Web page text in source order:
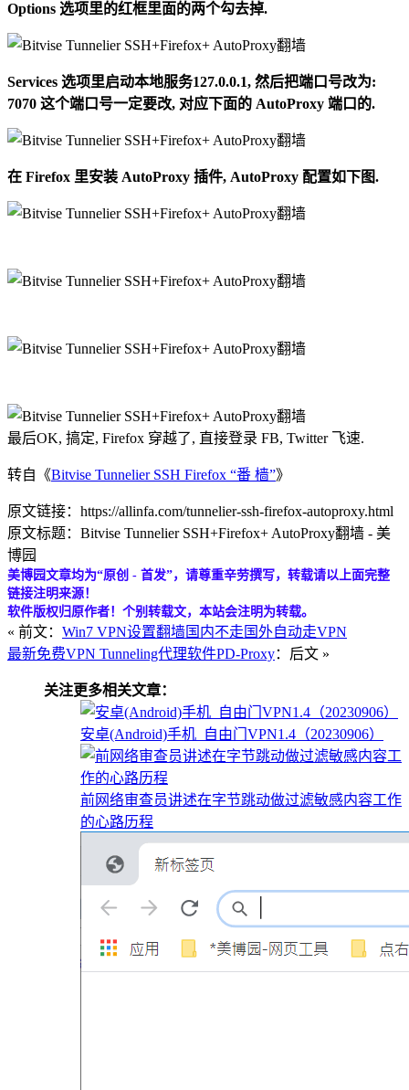
Options 选项里的红框里面的两个勾去掉.
Services 选项里启动本地服务127.0.0.1, 然后把端口号改为:
7070 这个端口号一定要改, 对应下面的 AutoProxy 端口的.
在 Firefox 里安装 AutoProxy 插件, AutoProxy 配置如下图.
最后OK, 搞定, Firefox 穿越了, 直接登录 FB, Twitter 飞速.
转自《Bitvise Tunnelier SSH Firefox “番 樯”》
原文链接：https://allinfa.com/tunnelier-ssh-firefox-autoproxy.html
原文标题：Bitvise Tunnelier SSH+Firefox+ AutoProxy翻墙 - 美
博园
美博园文章均为“原创 - 首发”，请尊重辛劳撰写，转载请以上面完整
链接注明来源！
软件版权归原作者！个别转载文，本站会注明为转载。
« 前文： Win7 VPN设置翻墙国内不走国外自动走VPN
最新免费VPN Tunneling代理软件PD-Proxy：后文 »
关注更多相关文章：
安卓(Android)手机_自由门VPN1.4（20230906）
前网络审查员讲述在字节跳动做过滤敏感内容工作
的心路历程